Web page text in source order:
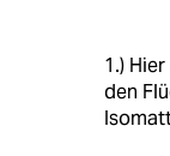
1.)
den